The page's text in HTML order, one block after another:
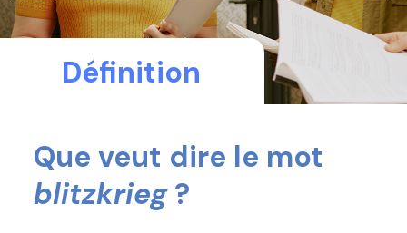
Définition
Que veut dire le mot
blitzkrieg?